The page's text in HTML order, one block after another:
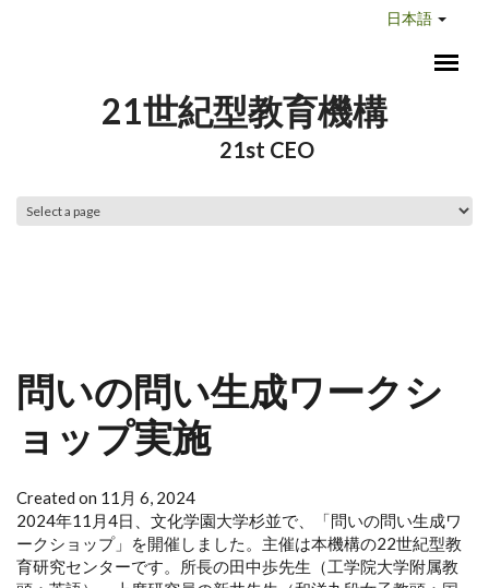
日本語
21世紀型教育機構
21st CEO
問いの問い生成ワークシ
ョップ実施
Created on 11月 6, 2024
2024年11月4日、文化学園大学杉並で、「問いの問い生成ワ
ークショップ」を開催しました。主催は本機構の22世紀型教
育研究センターです。所長の田中歩先生（工学院大学附属教